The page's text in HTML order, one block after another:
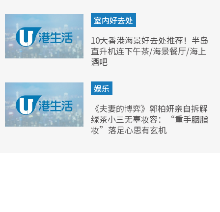
室内好去处
10大香港海景好去处推荐！半岛
直升机连下午茶/海景餐厅/海上
酒吧
娱乐
《夫妻的博弈》郭柏妍亲自拆解
绿茶小三无辜妆容：“重手胭脂
妆”落足心思有玄机